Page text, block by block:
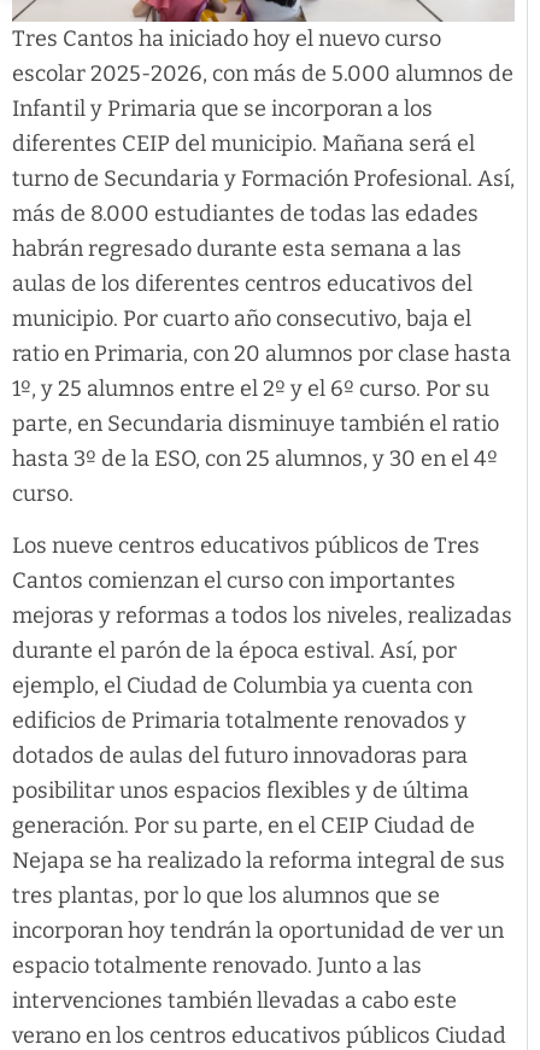
Tres Cantos ha iniciado hoy el nuevo curso
escolar 2025-2026, con más de 5.000 alumnos de
Infantil y Primaria que se incorporan a los
diferentes CEIP del municipio. Mañana será el
turno de Secundaria y Formación Profesional. Así,
más de 8.000 estudiantes de todas las edades
habrán regresado durante esta semana a las
aulas de los diferentes centros educativos del
municipio. Por cuarto año consecutivo, baja el
ratio en Primaria, con 20 alumnos por clase hasta
1º, y 25 alumnos entre el 2º y el 6º curso. Por su
parte, en Secundaria disminuye también el ratio
hasta 3º de la ESO, con 25 alumnos, y 30 en el 4º
curso.
Los nueve centros educativos públicos de Tres
Cantos comienzan el curso con importantes
mejoras y reformas a todos los niveles, realizadas
durante el parón de la época estival. Así, por
ejemplo, el Ciudad de Columbia ya cuenta con
edificios de Primaria totalmente renovados y
dotados de aulas del futuro innovadoras para
posibilitar unos espacios flexibles y de última
generación. Por su parte, en el CEIP Ciudad de
Nejapa se ha realizado la reforma integral de sus
tres plantas, por lo que los alumnos que se
incorporan hoy tendrán la oportunidad de ver un
espacio totalmente renovado. Junto a las
intervenciones también llevadas a cabo este
verano en los centros educativos públicos Ciudad